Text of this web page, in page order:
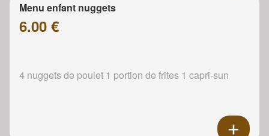
Menu enfant nuggets
6.00 €
4 nuggets de poulet 1 portion de frites 1 capri-sun